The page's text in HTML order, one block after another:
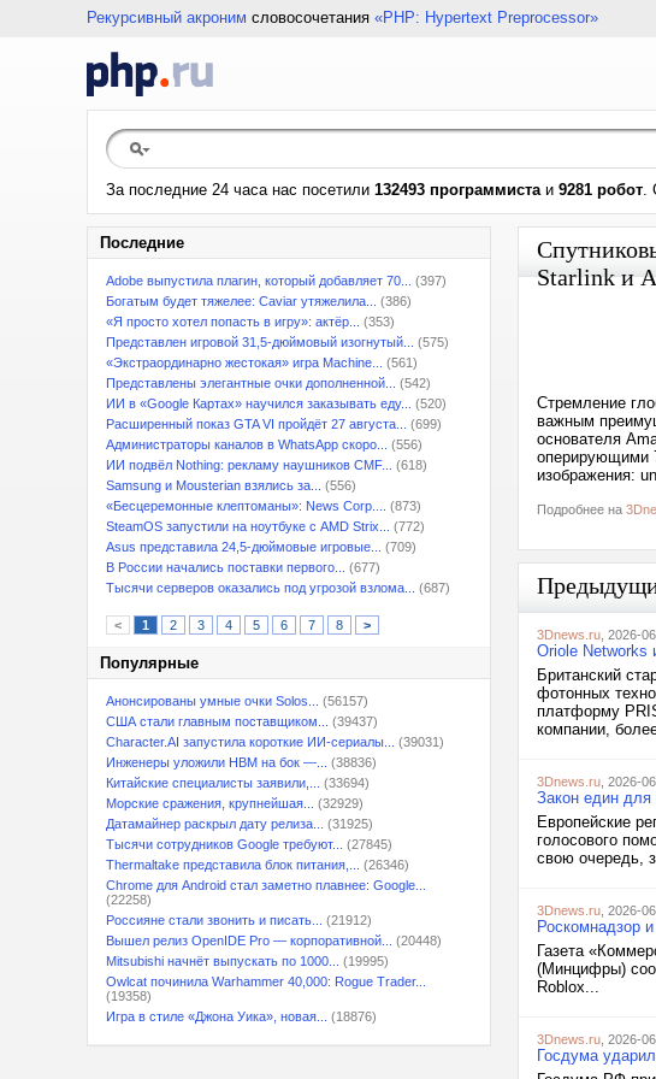
Рекурсивный акроним словосочетания «PHP: Hypertext Preprocessor»
За последние 24 часа нас посетили 132493 программистаи 9281 робот.
Последние
Adobe выпустила плагин, который добавляет 70...
(397)
Богатым будет тяжелее: Caviar утяжелила...
(386)
«Я просто хотел попасть в игру»: актёр...
(353)
Представлен игровой 31,5-дюймовый изогнутый...
(575)
«Экстраординарно жестокая» игра Machine...
(561)
Представлены элегантные очки дополненной...
(542)
ИИ в «Google Картах» научился заказывать еду...
(520)
Расширенный показ GTA VI пройдёт 27 августа...
(699)
Администраторы каналов в WhatsApp скоро...
(556)
ИИ подвёл Nothing: рекламу наушников CMF...
(618)
Samsung и Mousterian взялись за...
(556)
«Бесцеремонные клептоманы»: News Corp....
(873)
SteamOS запустили на ноутбуке с AMD Strix...
(772)
Asus представила 24,5-дюймовые игровые...
(709)
В России начались поставки первого...
(677)
Тысячи серверов оказались под угрозой взлома...
(687)
< 1 2 3 4 5 6 7 8 >
Популярные
Анонсированы умные очки Solos...
(56157)
США стали главным поставщиком...
(39437)
Character.AI запустила короткие ИИ-сериалы...
(39031)
Инженеры уложили HBM на бок —...
(38836)
Китайские специалисты заявили,...
(33694)
Морские сражения, крупнейшая...
(32929)
Датамайнер раскрыл дату релиза...
(31925)
Тысячи сотрудников Google требуют...
(27845)
Thermaltake представила блок питания,...
(26346)
Chrome для Android стал заметно плавнее: Google...
(22258)
Россияне стали звонить и писать...
(21912)
Вышел релиз OpenIDE Pro — корпоративной...
(20448)
Mitsubishi начнёт выпускать по 1000...
(19995)
Owlcat починила Warhammer 40,000: Rogue Trader...
(19358)
Игра в стиле «Джона Уика», новая...
(18876)
Starlink и
Стремление
важным
основателя
оперирующими
изображения:
Подробнее на
3Dnews.ru , 2026-
Oriole Networks
Британский
фотонных
платформу
компании,
3Dnews.ru , 2026-
Закон един для
Европейские
голосового
свою очередь,
3Dnews.ru , 2026-
Роскомнадзор
Газета
(Минцифры)
Roblox...
3Dnews.ru , 2026-
Госдума